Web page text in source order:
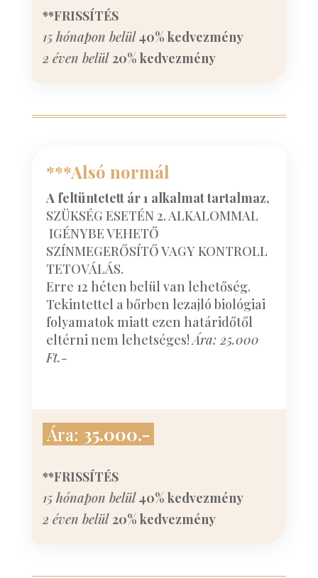
**FRISSÍTÉS
15 hónapon belül 40% kedvezmény
2 éven belül 20% kedvezmény
***Alsó normál
A feltüntetett ár 1 alkalmat tartalmaz,
SZÜKSÉG ESETÉN 2. ALKALOMMAL
IGÉNYBE VEHETŐ
SZÍNMEGERŐSÍTŐ VAGY KONTROLL
TETOVÁLÁS.
Erre 12 héten belül van lehetőség.
Tekintettel a bőrben lezajló biológiai
folyamatok miatt ezen határidőtől
eltérni nem lehetséges! Ára: 25.000
Ft.-
Ára: 35.000.-
**FRISSÍTÉS
15 hónapon belül 40% kedvezmény
2 éven belül 20% kedvezmény